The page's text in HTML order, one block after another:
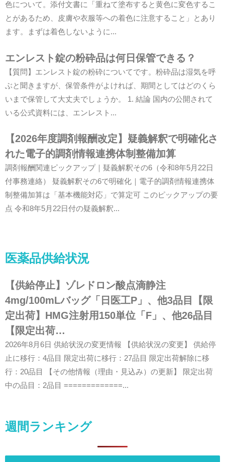
色について。添付文書に「重ねて塗布すると黄色に変色するこ
とがあるため、皮膚や衣服等への着色に注意すること」とあり
ます。まずは着色しないように...
エンレスト錠の粉砕品は何日保管できる？
【質問】エンレスト錠の粉砕についてです。粉砕品は湿気を呼
ぶと聞きますが、保管条件がよければ、期間としてはどのくら
いまで保管して大丈夫でしょうか。 1. 結論 国内の公開されて
いる公式資料には、エンレスト...
【2026年度調剤報酬改定】疑義解釈で明確化さ
れた電子的調剤情報連携体制整備加算
調剤報酬関連ピックアップ｜疑義解釈その6（令和8年5月22日
付事務連絡） 疑義解釈その6で明確化｜電子的調剤情報連携体
制整備加算は「基本機能対応」で算定可 このピックアップの要
点 令和8年5月22日付の疑義解釈...
医薬品供給状況
【供給停止】ゾレドロン酸点滴静注
4mg/100mLバッグ「日医工P」、他3品目【限
定出荷】HMG注射用150単位「F」、他26品目
【限定出荷…
2026年8月6日 供給状況の変更情報 【供給状況の変更】 供給停
止に移行：4品目 限定出荷に移行：27品目 限定出荷解除に移
行：20品目 【その他情報（理由・見込み）の更新】 限定出荷
中の品目：2品目 =============...
週間ランキング